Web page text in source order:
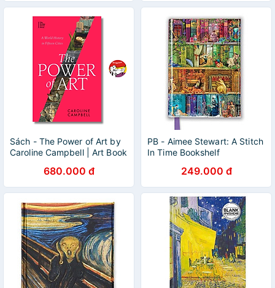
Sách - The Power of Art by
Caroline Campbell | Art Book
Ngoại văn680.000 đ
PB - Aimee Stewart: A Stitch
In Time Bookshelf
249.000 đ